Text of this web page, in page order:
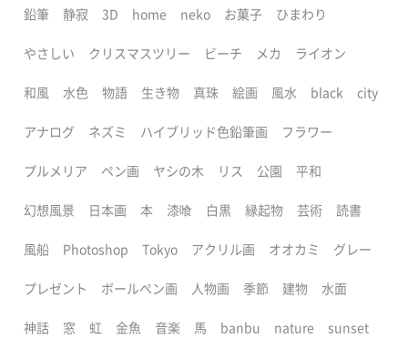
鉛筆 静寂 3D home neko お菓子 ひまわり
やさしい クリスマスツリー ビーチ メカ ライオン
和風 水色 物語 生き物 真珠 絵画 風水 black city
アナログ ネズミ ハイブリッド色鉛筆画 フラワー
プルメリア ペン画 ヤシの木 リス 公園 平和
幻想風景 日本画 本 漆喰 白黒 縁起物 芸術 読書
風船 Photoshop Tokyo アクリル画 オオカミ グレー
プレゼント ボールペン画 人物画 季節 建物 水面
神話 窓 虹 金魚 音楽 馬 banbu nature sunset